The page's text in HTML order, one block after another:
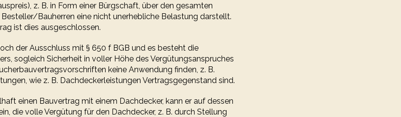
z. B. in Form einer Bürgschaft, über den gesamten
Bauherren eine nicht unerhebliche Belastung darstellt.
ist dies ausgeschlossen.
der Ausschluss mit § 650 f BGB und es besteht die
sogleich Sicherheit in voller Höhe des Vergütungsanspruches
keine Anwendung finden, z. B.
wie z. B. Dachdeckerleistungen Vertragsgegenstand sind.
einen Bauvertrag mit einem Dachdecker, kann er auf dessen
die volle Vergütung für den Dachdecker, z. B. durch Stellung